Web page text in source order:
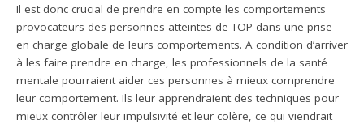
Il est donc crucial de prendre en compte les comportements
provocateurs des personnes atteintes de TOP dans une prise
en charge globale de leurs comportements. A condition d’arriver
à les faire prendre en charge, les professionnels de la santé
mentale pourraient aider ces personnes à mieux comprendre
leur comportement. Ils leur apprendraient des techniques pour
mieux contrôler leur impulsivité et leur colère, ce qui viendrait